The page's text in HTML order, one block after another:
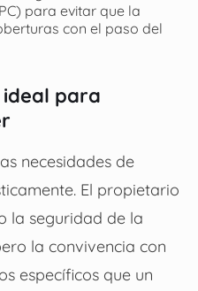
para evitar que la
con el paso del
para
necesidades de
El propietario
la seguridad de la
la convivencia con
específicos que un